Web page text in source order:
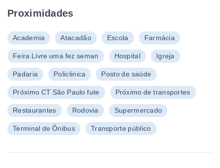
Proximidades
Academia Atacadão Escola Farmácia
Feira Livre uma fez seman Hospital Igreja
Padaria Policlinica Posto de saúde
Próximo CT São Paulo fute Próximo de transportes
Restaurantes Rodovia Supermercado
Terminal de Ônibus Transporte público